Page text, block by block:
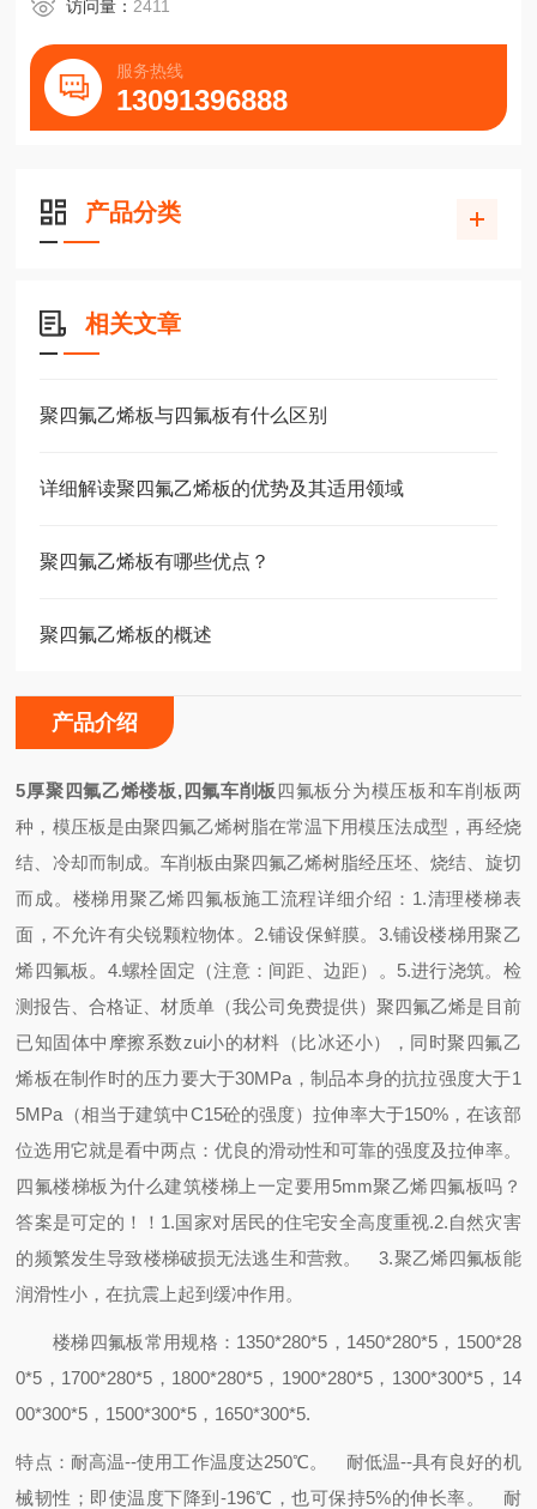
访问量： 2411
服务热线
13091396888
产品分类
相关文章
聚四氟乙烯板与四氟板有什么区别
详细解读聚四氟乙烯板的优势及其适用领域
聚四氟乙烯板有哪些优点？
聚四氟乙烯板的概述
产品介绍
5厚聚四氟乙烯楼板,四氟车削板 四氟板分为模压板和车削板两
种，模压板是由聚四氟乙烯树脂在常温下用模压法成型，再经烧
结、冷却而制成。车削板由聚四氟乙烯树脂经压坯、烧结、旋切
而成。楼梯用聚乙烯四氟板施工流程详细介绍：1.清理楼梯表
面，不允许有尖锐颗粒物体。2.铺设保鲜膜。3.铺设楼梯用聚乙
烯四氟板。4.螺栓固定（注意：间距、边距）。5.进行浇筑。检
测报告、合格证、材质单（我公司免费提供）聚四氟乙烯是目前
已知固体中摩擦系数zui小的材料（比冰还小），同时聚四氟乙
烯板在制作时的压力要大于30MPa，制品本身的抗拉强度大于1
5MPa（相当于建筑中C15砼的强度）拉伸率大于150%，在该部
位选用它就是看中两点：优良的滑动性和可靠的强度及拉伸率。
四氟楼梯板为什么建筑楼梯上一定要用5mm聚乙烯四氟板吗？
答案是可定的！！1.国家对居民的住宅安全高度重视.2.自然灾害
的频繁发生导致楼梯破损无法逃生和营救。 3.聚乙烯四氟板能
润滑性小，在抗震上起到缓冲作用。
楼梯四氟板常用规格：1350*280*5，1450*280*5，1500*28
0*5，1700*280*5，1800*280*5，1900*280*5，1300*300*5，14
00*300*5，1500*300*5，1650*300*5.
特点：耐高温--使用工作温度达250℃。 耐低温--具有良好的机
械韧性；即使温度下降到-196℃，也可保持5%的伸长率。 耐